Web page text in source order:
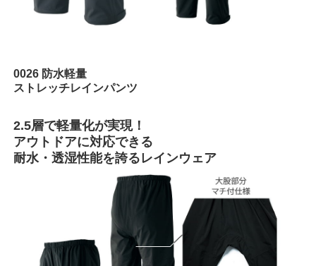
0026 防水軽量
ストレッチレインパンツ
2.5層で軽量化が実現！
アウトドアに対応できる
耐水・透湿性能を誇るレインウェア